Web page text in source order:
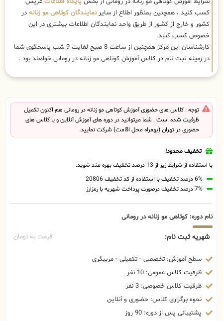
کسب کنید ، همچنین بمنظور اطلاع از سایرنمایندگان کوتاهی مو زنانه در
کشور و خارج از کشور از طریق واحد نمایندگان اطلاعات بیشتری در این
خصوص کسب کنبد.
کارشناسان این مرکز همچنین از ساعت 8 صبح لغایت 9 شب پاسخگوی شما
در زمینه ثبت نام در کلاس آموزش کوتاهی مو زنانه در رومانی خواهند بود .
توجه : کلاس های حضوری آموزش کوتاهی مو زنانه در رومانی هم اکنون تکمیل
ظرفیت شده است . شما میتوانید در دوره های آموزش آنلاین و یا کلاس های
حضوری در تهران (بهمراه محل اقامت) شرکت نمایید.
تخفیف محدود!
با استفاده از شرایط زیر از 13 درصد تخفیف بهره مند شوید.
6% درصد تخفیف با استفاده از کد تخفیف 20806
7% درصد تخفیف درصورت پرداخت شهریه با رمزارز
نام دوره: کوتاهی مو زنانه در رومانی
شهریه ثبت نام: قیمت به تومان
سطح آموزش: تخصصی - تکمیلی - مربیگری
ظرفیت کلاس عمومی: 10 نفر
ظرفیت کلاس خصوصی: 3 نفر
نحوه برگزاری کلاس: حضوری و آنلاین
پشتیبانی پس از دوره: 90 روز